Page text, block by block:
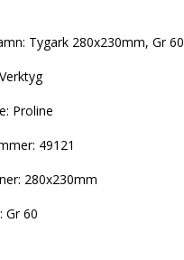
Tygark 280x230mm, Gr 60
Proline
49121
280x230mm
Gr 60